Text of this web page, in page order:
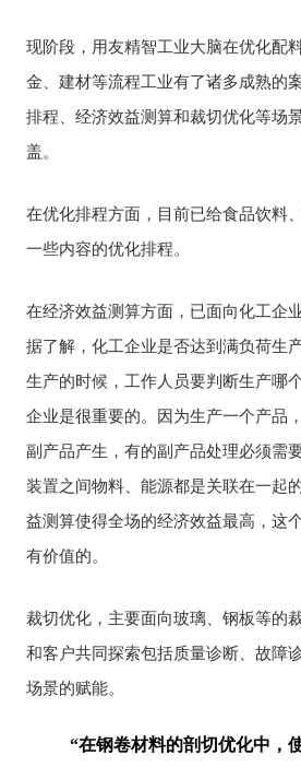
现阶段，用友精智工业大脑在优化配
金、建材等流程工业有了诸多成熟的
排程、经济效益测算和裁切优化等场
盖。
在优化排程方面，目前已给食品饮料
一些内容的优化排程。
在经济效益测算方面，已面向化工企
据了解，化工企业是否达到满负荷生
生产的时候，工作人员要判断生产哪
企业是很重要的。因为生产一个产品
副产品产生，有的副产品处理必须需
装置之间物料、能源都是关联在一起
益测算使得全场的经济效益最高，这
有价值的。
裁切优化，主要面向玻璃、钢板等的
和客户共同探索包括质量诊断、故障
场景的赋能。
“在钢卷材料的剖切优化中，